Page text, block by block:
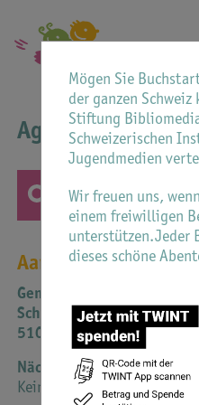
Agenda
Aargau
Gemeinde- und
Schulhausstrasse 1
5103 Möriken
In unserer Bibliothek
Veranstaltungen statt
Zwärglimorgen für Kinder
Nächstes Datum
Keine Veranstaltungen
Mögen Sie
der ganzen
Stiftung
Schweizerischen
Jugendmedien
Wir freuen uns,
einem freiwilligen
unterstützen.Jeder
dieses schöne